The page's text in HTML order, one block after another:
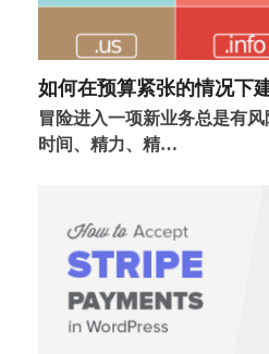
如何在预算紧张的情况下
冒险进入一项新业务总是有
时间、精力、精…